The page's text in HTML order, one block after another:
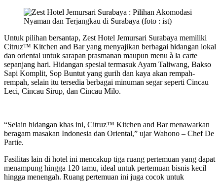
Untuk pilihan bersantap, Zest Hotel Jemursari Surabaya memiliki
Citruz™ Kitchen and Bar yang menyajikan berbagai hidangan lokal
dan oriental untuk sarapan prasmanan maupun menu à la carte
sepanjang hari. Hidangan spesial termasuk Ayam Taliwang, Bakso
Sapi Komplit, Sop Buntut yang gurih dan kaya akan rempah-
rempah, selain itu tersedia berbagai minuman segar seperti Cincau
Leci, Cincau Sirup, dan Cincau Milo.
“Selain hidangan khas ini, Citruz™ Kitchen and Bar menawarkan
beragam masakan Indonesia dan Oriental,” ujar Wahono – Chef De
Partie.
Fasilitas lain di hotel ini mencakup tiga ruang pertemuan yang dapat
menampung hingga 120 tamu, ideal untuk pertemuan bisnis kecil
hingga menengah. Ruang pertemuan ini juga cocok untuk